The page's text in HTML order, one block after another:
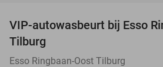
VIP-autowasbeurt bij Esso
Tilburg
Esso Ringbaan-Oost Tilburg